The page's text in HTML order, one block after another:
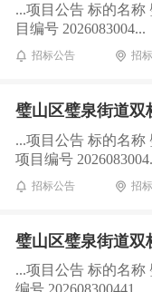
...项目公告 标的名称
目编号 2026083004...
招标公告 招
璧山区璧泉街道双
...项目公告 标的名称
项目编号
招标公告 招
璧山区璧泉街道双
...项目公告 标的名称